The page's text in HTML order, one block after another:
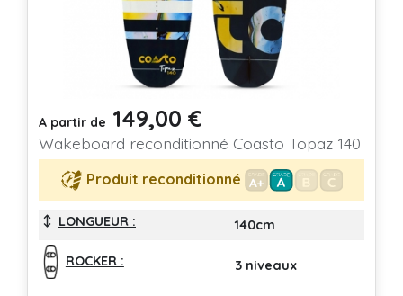
Prix
A partir de 149,00 €
Wakeboard reconditionné Coasto Topaz 140
Produit reconditionné
LONGUEUR : 140cm
ROCKER : 3 niveaux